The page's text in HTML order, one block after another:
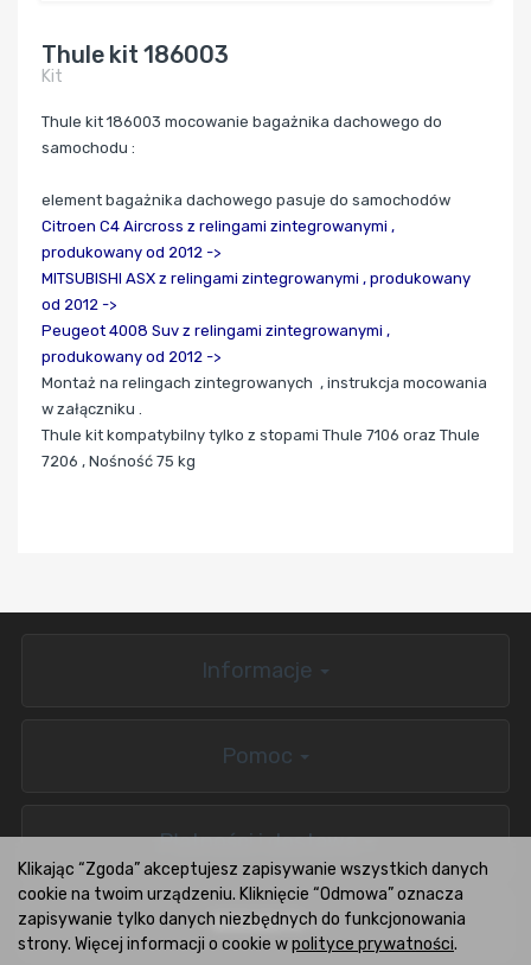
Thule kit 186003
Kit
Thule kit 186003 mocowanie bagażnika dachowego do
samochodu :
element bagażnika dachowego pasuje do samochodów
Citroen C4 Aircross z relingami zintegrowanymi ,
produkowany od 2012 ->
MITSUBISHI ASX z relingami zintegrowanymi , produkowany
od 2012 ->
Peugeot 4008 Suv z relingami zintegrowanymi ,
produkowany od 2012 ->
Montaż na relingach zintegrowanych , instrukcja mocowania
w załączniku .
Thule kit kompatybilny tylko z stopami Thule 7106 oraz Thule
7206 , Nośność 75 kg
Informacje
Pomoc
Płatności i dostawa
BOXCARS.PL
Klikając “Zgoda” akceptujesz zapisywanie wszystkich danych
cookie na twoim urządzeniu. Kliknięcie “Odmowa” oznacza
zapisywanie tylko danych niezbędnych do funkcjonowania
strony. Więcej informacji o cookie wpolityce prywatności.